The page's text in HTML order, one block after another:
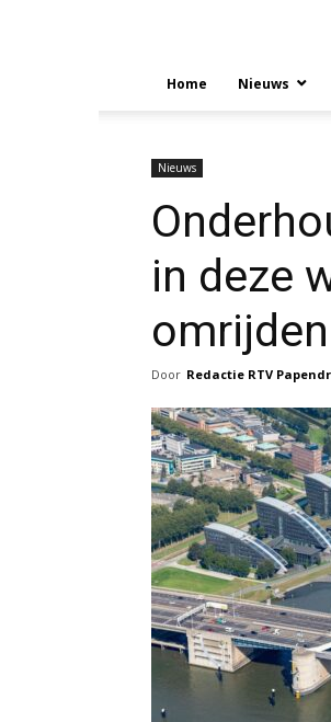
Home Nieuws
Nieuws
in deze
omrijden
Door Redactie RTV